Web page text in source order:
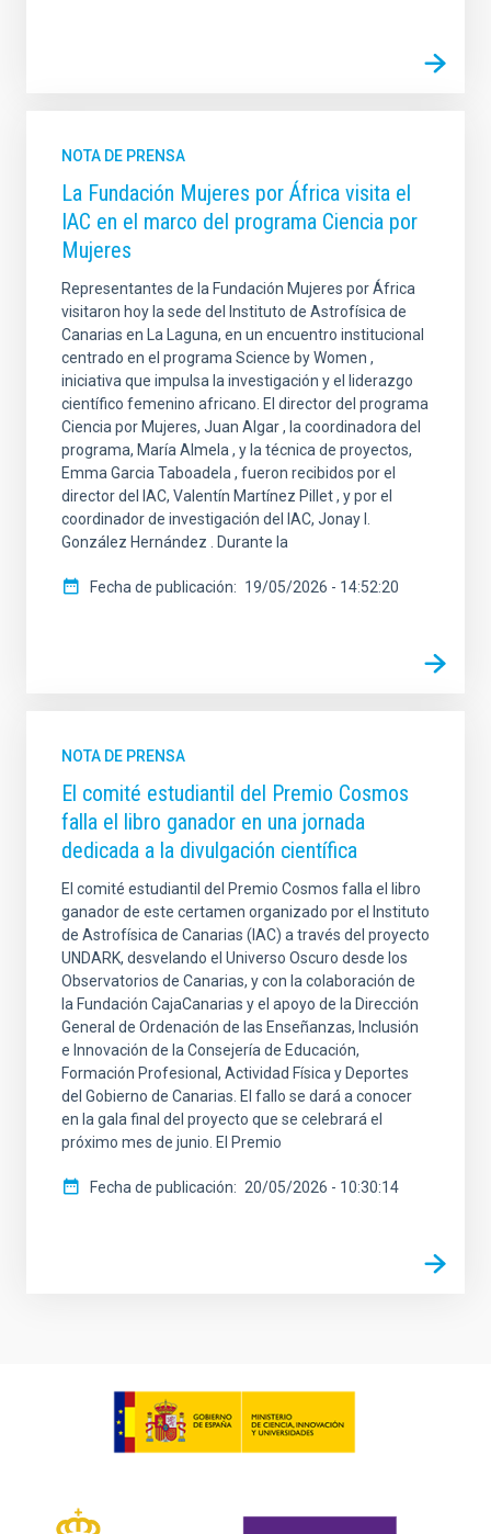
NOTA DE PRENSA
La Fundación Mujeres por África visita el
IAC en el marco del programa Ciencia por
Mujeres
Representantes de la Fundación Mujeres por África
visitaron hoy la sede del Instituto de Astrofísica de
Canarias en La Laguna, en un encuentro institucional
centrado en el programa Science by Women ,
iniciativa que impulsa la investigación y el liderazgo
científico femenino africano. El director del programa
Ciencia por Mujeres, Juan Algar , la coordinadora del
programa, María Almela , y la técnica de proyectos,
Emma Garcia Taboadela , fueron recibidos por el
director del IAC, Valentín Martínez Pillet , y por el
coordinador de investigación del IAC, Jonay I.
González Hernández . Durante la
Fecha de publicación 19/05/2026 - 14:52:20
NOTA DE PRENSA
El comité estudiantil del Premio Cosmos
falla el libro ganador en una jornada
dedicada a la divulgación científica
El comité estudiantil del Premio Cosmos falla el libro
ganador de este certamen organizado por el Instituto
de Astrofísica de Canarias (IAC) a través del proyecto
UNDARK, desvelando el Universo Oscuro desde los
Observatorios de Canarias, y con la colaboración de
la Fundación CajaCanarias y el apoyo de la Dirección
General de Ordenación de las Enseñanzas, Inclusión
e Innovación de la Consejería de Educación,
Formación Profesional, Actividad Física y Deportes
del Gobierno de Canarias. El fallo se dará a conocer
en la gala final del proyecto que se celebrará el
próximo mes de junio. El Premio
Fecha de publicación 20/05/2026 - 10:30:14